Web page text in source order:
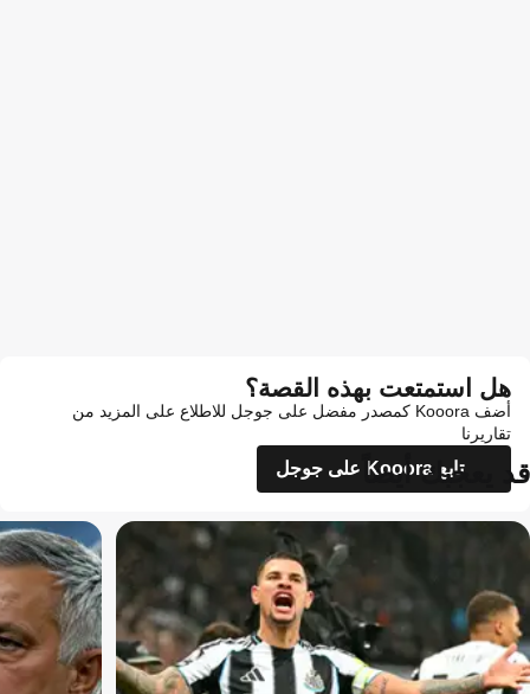
هل استمتعت بهذه القصة؟
أضف Kooora كمصدر مفضل على جوجل للاطلاع على المزيد من
تقاريرنا
تابع Kooora على جوجل
قد يعجبك أيضاً